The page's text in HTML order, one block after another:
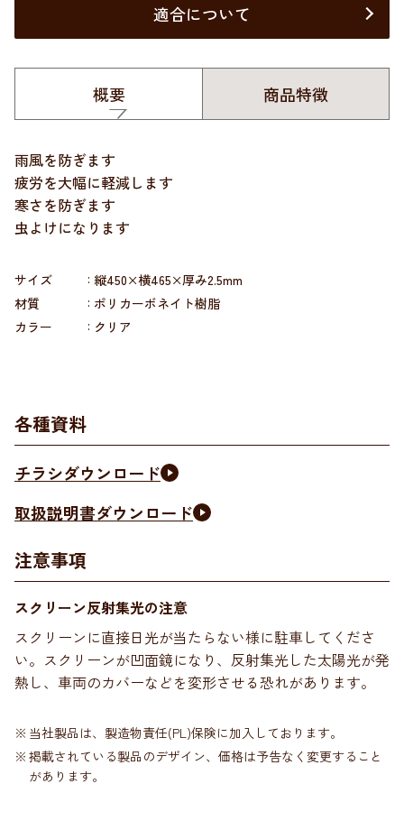
適合について
概要 商品特徴
雨風を防ぎます
疲労を大幅に軽減します
寒さを防ぎます
虫よけになります
サイズ
縦450×横465×厚み2.5mm
材質
ポリカーボネイト樹脂
カラー
クリア
各種資料
チラシダウンロード
取扱説明書ダウンロード
注意事項
スクリーン反射集光の注意
スクリーンに直接日光が当たらない様に駐車してくださ
い。スクリーンが凹面鏡になり、反射集光した太陽光が発
熱し、車両のカバーなどを変形させる恐れがあります。
当社製品は、製造物責任(PL)保険に加入しております。
掲載されている製品のデザイン、価格は予告なく変更すること
があります。